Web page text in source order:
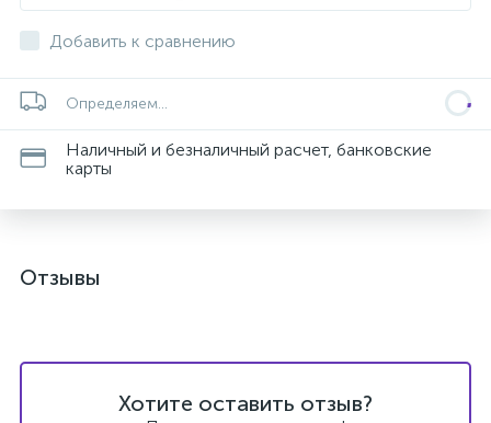
Добавить к сравнению
Определяем...
Наличный и безналичный расчет, банковские
карты
Отзывы
Хотите оставить отзыв?